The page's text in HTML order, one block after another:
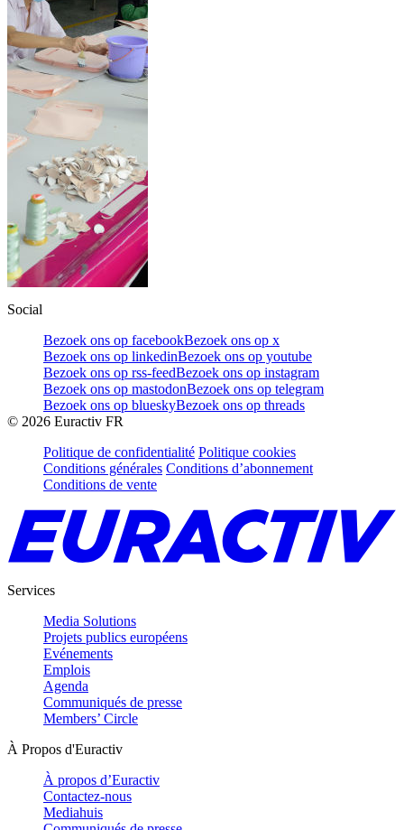
Social
Bezoek ons op facebookBezoek ons op x
Bezoek ons op linkedinBezoek ons op youtube
Bezoek ons op rss-feedBezoek ons op instagram
Bezoek ons op mastodonBezoek ons op telegram
Bezoek ons op blueskyBezoek ons op threads
© 2026 Euractiv FR
Politique de confidentialité Politique cookies
Conditions générales Conditions d’abonnement
Conditions de vente
Services
Media Solutions
Projets publics européens
Evénements
Emplois
Agenda
Communiqués de presse
Members’ Circle
À Propos d'Euractiv
À propos d’Euractiv
Contactez-nous
Mediahuis